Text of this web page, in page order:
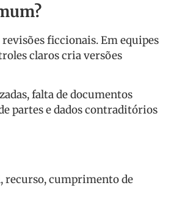
ficcionais. Em equipes
claros cria versões
falta de documentos
partes e dados contraditórios
recurso, cumprimento de